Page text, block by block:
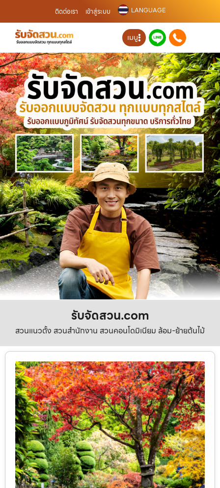
ติดต่อเรา เข้าสู่ระบบ LANGUAGE
เมนู
รับจัดสวน.com
สวนแนวตั้ง สวนสำนักงาน สวนคอนโดมิเนียม ล้อม-ย้ายต้นไม้